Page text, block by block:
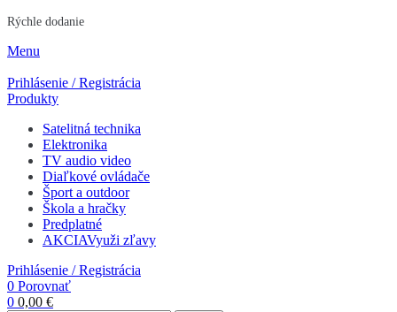
Rýchle dodanie
Menu
Prihlásenie / Registrácia
Produkty
Satelitná technika
Elektronika
TV audio video
Diaľkové ovládače
Šport a outdoor
Škola a hračky
Predplatné
AKCIAVyuži zľavy
Prihlásenie / Registrácia
0 Porovnať
0 0,00 €